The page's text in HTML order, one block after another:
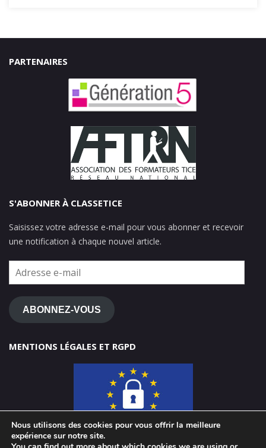
PARTENAIRES
S'ABONNER À CLASSETICE
Saisissez votre adresse e-mail pour vous abonner et recevoir
une notification à chaque nouvel article.
Adresse
e-
mail
ABONNEZ-VOUS
MENTIONS LÉGALES ET RGPD
Nous utilisons des cookies pour vous offrir la meilleure
expérience sur notre site.